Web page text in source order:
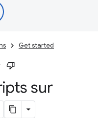
Get started
sur